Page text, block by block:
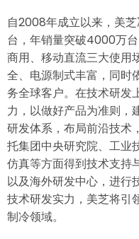
自2008年成立以来，美
台，年销量突破4000万
商用、移动直流三大使用
全、电源制式丰富，同时
务全球客户。在技术研发
力，以做好产品为准则，
研发体系，布局前沿技
托集团中央研究院、工业
仿真等方面得到技术支持
以及海外研发中心，进行
技术研发实力，美芝将引
制冷领域。